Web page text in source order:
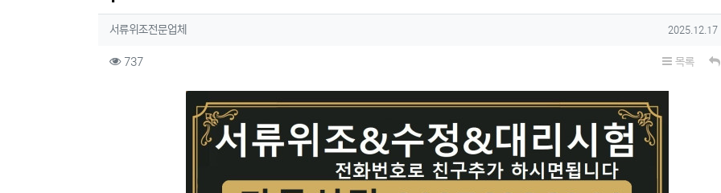
작성자 정보
서류위조전문업체작성 작성일
2025.12.17
컨텐츠 정보
737조회 목록